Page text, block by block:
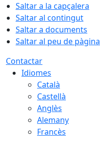
Saltar a la capçalera
Saltar al contingut
Saltar a documents
Saltar al peu de pàgina
Contactar
Idiomes
Català
Castellà
Anglès
Alemany
Francès